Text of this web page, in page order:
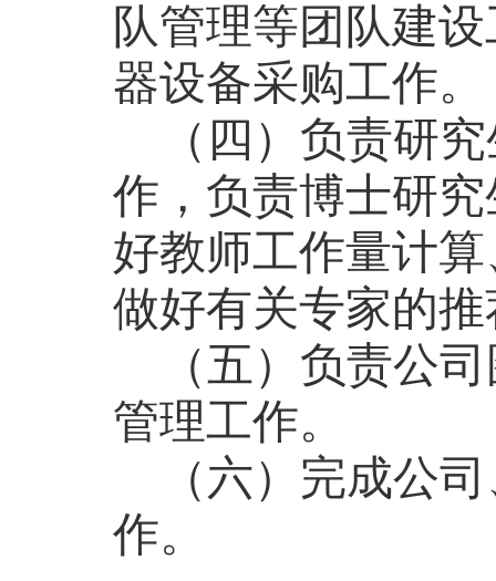
队管理等团队建
器设备采购工作。
（四）负责研
作，负责博士研
好教师工作量计
做好有关专家的
（五）负责公
管理工作。
（六）完成公
作。